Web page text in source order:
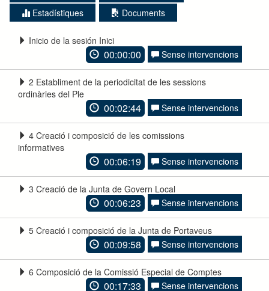
Estadístiques
Documents
Inicio de la sesión Inici
00:00:00 Sense intervencions
2 Establiment de la periodicitat de les sessions
ordinàries del Ple
00:02:44 Sense intervencions
4 Creació i composició de les comissions
informatives
00:06:19 Sense intervencions
3 Creació de la Junta de Govern Local
00:06:23 Sense intervencions
5 Creació i composició de la Junta de Portaveus
00:09:58 Sense intervencions
6 Composició de la Comissió Especial de Comptes
00:17:33 Sense intervencions